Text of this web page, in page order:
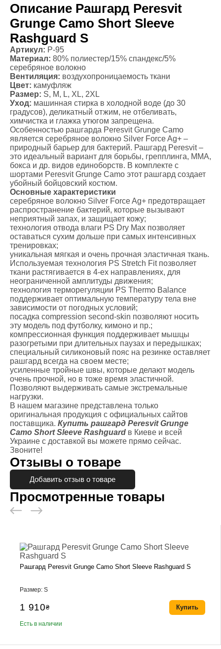
Описание Рашгард Peresvit
Grunge Camo Short Sleeve
Rashguard S
Артикул: P-95
Материал: 80% полиестер/15% спандекс/5%
серебряное волокно
Вентиляция: воздухопроницаемость ткани
Цвет: камуфляж
Размер: S, M, L, XL, 2XL
Уход: машинная стирка в холодной воде (до 30
градусов), деликатный отжим, не отбеливать,
химчистка и глажка утюгом запрещена.
Особенностью рашгарда Peresvit Grunge Camo
является серебряное волокно Silver Force Ag+ –
природный барьер для бактерий. Рашгард Peresvit –
это идеальный вариант для борьбы, грепплинга, ММА,
бокса и др. видов единоборств. В комплекте с
шортами Peresvit Grunge Camo этот рашгард создает
убойный бойцовский костюм.
Основные характеристики
серебряное волокно Silver Force Ag+ предотвращает
распространение бактерий, которые вызывают
неприятный запах, и защищает кожу;
технология отвода влаги PS Dry Max позволяет
оставаться сухим дольше при самых интенсивных
тренировках;
уникальная мягкая и очень прочная эластичная ткань.
Используемая технология PS Stretch Fit позволяет
ткани растягивается в 4-ех направлениях, для
неограниченной амплитуды движения;
технология терморегуляции PS Thermo Balance
поддерживает оптимальную температуру тела вне
зависимости от погодных условий;
посадка compression second-skin позволяют носить
эту модель под футболку, кимоно и пр.;
компрессионная функция поддерживает мышцы
разогретыми при длительных паузах и передышках;
специальный силиконовый пояс на резинке оставляет
рашгард всегда на своем месте;
усиленные тройные швы, которые делают модель
очень прочной, но в тоже время эластичной.
Позволяют выдерживать самые экстремальные
нагрузки.
В нашем магазине представлена только
оригинальная продукция с официальных сайтов
поставщика. Купить рашгард Peresvit Grunge
Camo Short Sleeve Rashguard в Киеве и всей
Украине с доставкой вы можете прямо сейчас.
Звоните!
Отзывы о товаре
Добавить отзыв о товаре
Просмотренные товары
Рашгард Peresvit Grunge Camo Short Sleeve Rashguard S
Размер: S
1 910₴
Есть в наличии
Купить